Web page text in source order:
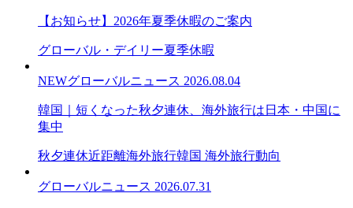
【お知らせ】2026年夏季休暇のご案内
グローバル・デイリー夏季休暇
NEWグローバルニュース 2026.08.04
韓国｜短くなった秋夕連休、海外旅行は日本・中国に
集中
秋夕連休近距離海外旅行韓国 海外旅行動向
グローバルニュース 2026.07.31